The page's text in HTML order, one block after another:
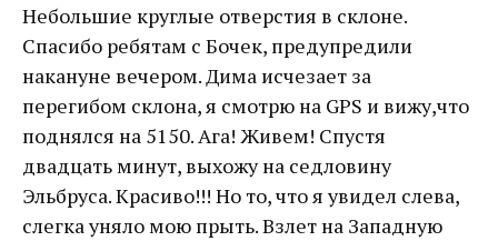
Небольшие круглые отверстия в склоне.
Спасибо ребятам с Бочек, предупредили
накануне вечером. Дима исчезает за
перегибом склона, я смотрю на GPS и вижу,что
поднялся на 5150. Ага! Живем! Спустя
двадцать минут, выхожу на седловину
Эльбруса. Красиво!!! Но то, что я увидел слева,
слегка уняло мою прыть. Взлет на Западную